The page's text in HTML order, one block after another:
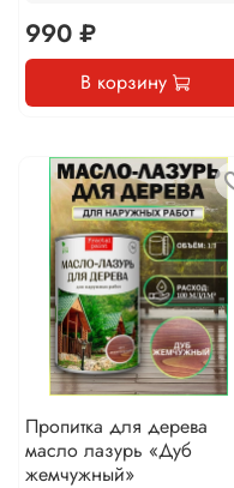
990 ₽
В корзину
Пропитка для дерева
масло лазурь «Дуб
жемчужный»